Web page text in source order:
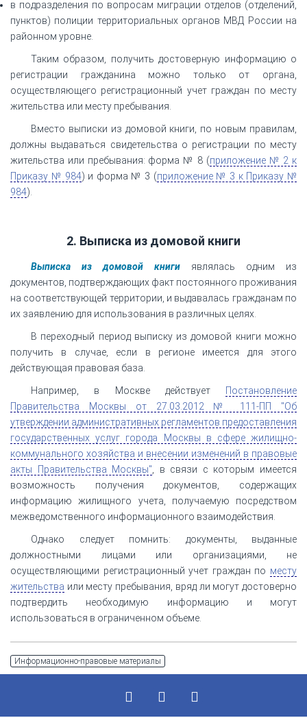
в подразделения по вопросам миграции отделов (отделений,
пунктов) полиции территориальных органов МВД России на
районном уровне.
Таким образом, получить достоверную информацию о
регистрации гражданина можно только от органа,
осуществляющего регистрационный учет граждан по месту
жительства или месту пребывания.
Вместо выписки из домовой книги, по новым правилам,
должны выдаваться свидетельства о регистрации по месту
жительства или пребывания: форма № 8 (приложение № 2 к
Приказу № 984) и форма № 3 (приложение № 3 к Приказу №
984).
2. Выписка из домовой книги
Выписка из домовой книги являлась одним из
документов, подтверждающих факт постоянного проживания
на соответствующей территории, и выдавалась гражданам по
их заявлению для использования в различных целях.
В переходный период выписку из домовой книги можно
получить в случае, если в регионе имеется для этого
действующая правовая база.
Например, в Москве действует Постановление
Правительства Москвы от 27.03.2012 № 111-ПП "Об
утверждении административных регламентов предоставления
государственных услуг города Москвы в сфере жилищно-
коммунального хозяйства и внесении изменений в правовые
акты Правительства Москвы" , в связи с которым имеется
возможность получения документов, содержащих
информацию жилищного учета, получаемую посредством
межведомственного информационного взаимодействия.
Однако следует помнить: документы, выданные
должностными лицами или организациями, не
осуществляющими регистрационный учет граждан по месту
жительства или месту пребывания, вряд ли могут достоверно
подтвердить необходимую информацию и могут
использоваться в ограниченном объеме.
Информационно-правовые материалы